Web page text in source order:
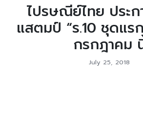
ไปรษณีย์ไทย ประก
แสตมป์ “ร.10 ชุดแร
กรกฎาคม
July 25, 2018